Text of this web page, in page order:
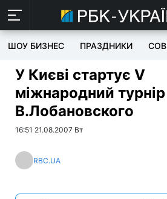
ШОУ БИЗНЕС ПРАЗДНИКИ
У Києві стартує V
міжнародний турнір
В.Лобановского
16:51 21.08.2007 Вт
RBC.UA